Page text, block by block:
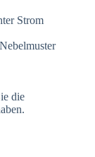
Strom
die